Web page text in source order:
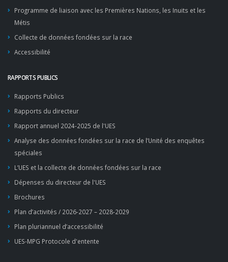
Programme de liaison avec les Premières Nations, les Inuits et les
Métis
Collecte de données fondées sur la race
Accessibilité
RAPPORTS PUBLICS
Rapports Publics
Rapports du directeur
Rapport annuel 2024-2025 de l'UES
Analyse des données fondées sur la race de l’Unité des enquêtes
spéciales
L’UES et la collecte de données fondées sur la race
Dépenses du directeur de l'UES
Brochures
Plan d’activités / 2026-2027 – 2028-2029
Plan pluriannuel d’accessibilité
UES-MPG Protocole d'entente